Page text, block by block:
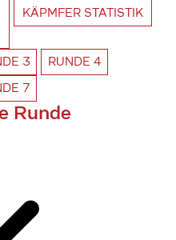
KÄPMFER STATISTIK
3 RUNDE 4
7
Runde